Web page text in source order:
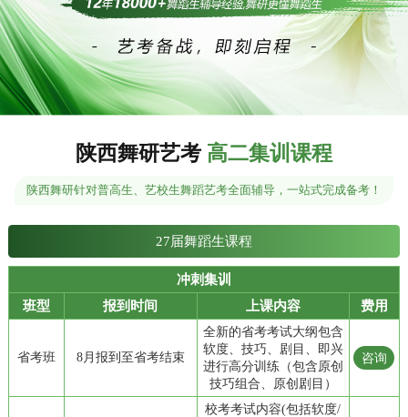
陕西舞研艺考 高二集训课程
陕西舞研针对普高生、艺校生舞蹈艺考全面辅导，一站式完成备考！
27届舞蹈生课程
冲刺集训
班型
报到时间 上课内容 费用
省考班 8月报到至省考结束
全新的省考考试大纲包含
软度、技巧、剧目、即兴
进行高分训练（包含原创
技巧组合、原创剧目）
咨询
校考考试内容(包括软度/